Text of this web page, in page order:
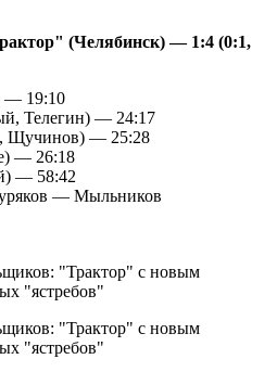
(Челябинск) — 1:4 (0:1,
— 19:10
Телегин) — 24:17
Щучинов) — 25:28
— 26:18
— 58:42
— Мыльников